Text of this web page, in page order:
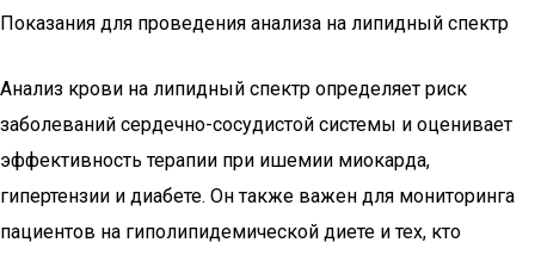
Показания для проведения анализа на липидный спектр
Анализ крови на липидный спектр определяет риск
заболеваний сердечно-сосудистой системы и оценивает
эффективность терапии при ишемии миокарда,
гипертензии и диабете. Он также важен для мониторинга
пациентов на гиполипидемической диете и тех, кто